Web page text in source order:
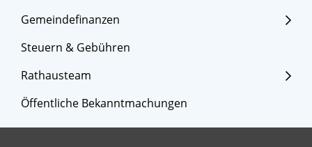
Gemeindefinanzen
Steuern & Gebühren
Rathausteam
Öffentliche Bekanntmachungen